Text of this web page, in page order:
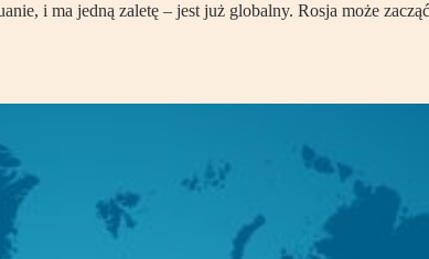
i ma jedną zaletę – jest już globalny. Rosja może